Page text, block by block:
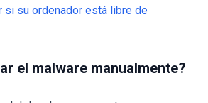
si su ordenador está libre de
el malware manualmente?